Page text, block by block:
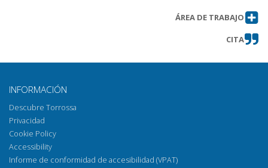
ÁREA DE TRABAJO
CITA
INFORMACIÓN
Descubre Torrossa
Privacidad
Cookie Policy
Accessibility
Informe de conformidad de accesibilidad (VPAT)